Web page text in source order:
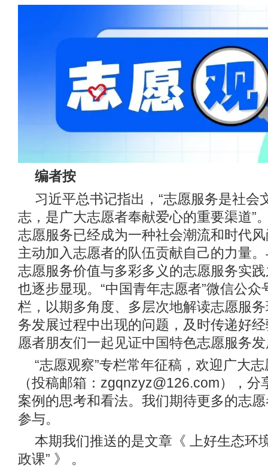
编者按
习近平总书记指出，“志愿服务是社会
志，是广大志愿者奉献爱心的重要渠道”
志愿服务已经成为一种社会潮流和时代
主动加入志愿者的队伍贡献自己的力量
志愿服务价值与多彩多义的志愿服务实
也逐步显现。“中国青年志愿者”微信公众
栏，以期多角度、多层次地解读志愿服
务发展过程中出现的问题，及时传递好
愿者朋友们一起见证中国特色志愿服务
“志愿观察”专栏常年征稿，欢迎广大
（投稿邮箱：zgqnzyz@126.com），
案例的思考和看法。我们期待更多的志
参与。
本期我们推送的是文章《 上好生态环
政课” 》 。